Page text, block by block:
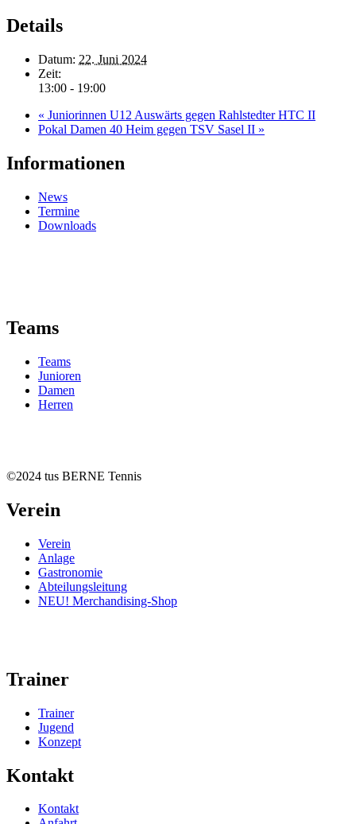
Details
Datum: 22. Juni 2024
Zeit:
13:00 - 19:00
« Juniorinnen U12 Auswärts gegen Rahlstedter HTC II
Pokal Damen 40 Heim gegen TSV Sasel II »
Informationen
News
Termine
Downloads
Teams
Teams
Junioren
Damen
Herren
©2024 tus BERNE Tennis
Verein
Verein
Anlage
Gastronomie
Abteilungsleitung
NEU! Merchandising-Shop
Trainer
Trainer
Jugend
Konzept
Kontakt
Kontakt